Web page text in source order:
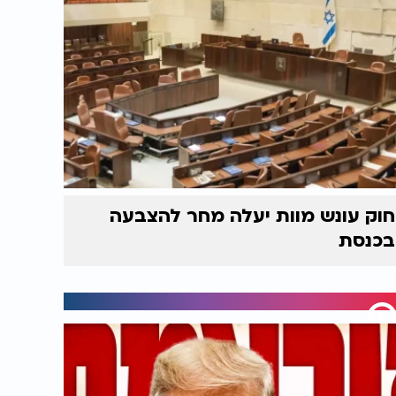
חוק עונש מוות יעלה מחר להצבעה
בכנסת